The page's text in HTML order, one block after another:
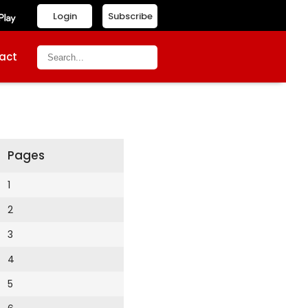
Subscribe
Login
Pages
1
2
3
4
5